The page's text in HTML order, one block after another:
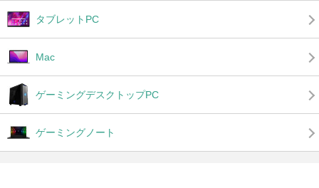
タブレットPC
Mac
ゲーミングデスクトップPC
ゲーミングノート